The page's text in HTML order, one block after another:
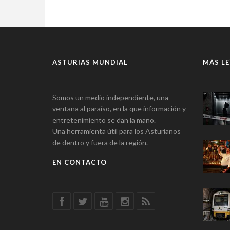
ASTURIAS MUNDIAL
Somos un medio independiente, una
ventana al paraíso, en la que información y
entretenimiento se dan la mano.
Una herramienta útil para los Asturianos
de dentro y fuera de la región.
EN CONTACTO
MÁS